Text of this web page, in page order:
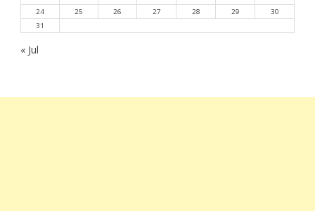
24
25 26 27 28 29
30
31
« Jul